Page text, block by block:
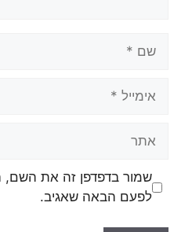
שמור בדפדפן זה את השם,
לפעם הבאה שאגיב.